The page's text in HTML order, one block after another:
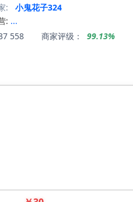
:
小鬼花子324
: ...
558 商家评级： 99.13%